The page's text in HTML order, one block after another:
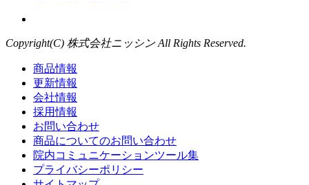
Copyright(C) 株式会社ニッシン All Rights Reserved.
商品情報
更新情報
会社情報
採用情報
お問い合わせ
商品についてのお問い合わせ
院内コミュニケーションツール集
プライバシーポリシー